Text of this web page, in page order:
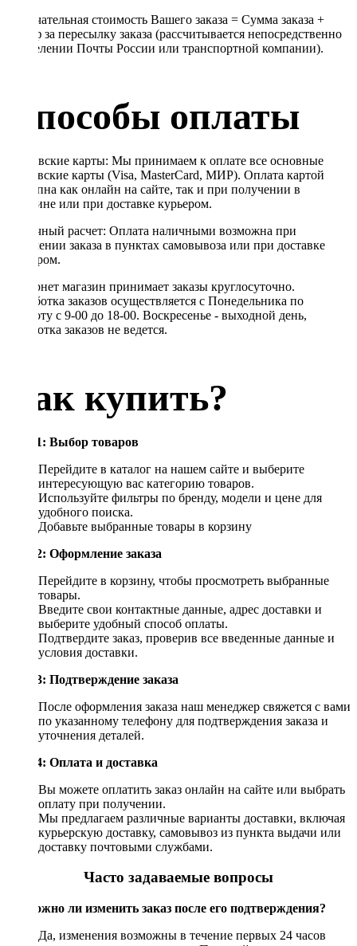
Окончательная стоимость Вашего заказа = Сумма заказа +
Тариф за пересылку заказа (рассчитывается непосредственно
в отделении Почты России или транспортной компании).
Способы оплаты
Банковские карты: Мы принимаем к оплате все основные
банковские карты (Visa, MasterCard, МИР). Оплата картой
доступна как онлайн на сайте, так и при получении в
магазине или при доставке курьером.
Наличный расчет: Оплата наличными возможна при
получении заказа в пунктах самовывоза или при доставке
курьером.
Интернет магазин принимает заказы круглосуточно.
Обработка заказов осуществляется с Понедельника по
Субботу с 9-00 до 18-00. Воскресенье - выходной день,
обработка заказов не ведется.
Как купить?
Шаг 1: Выбор товаров
Перейдите в каталог на нашем сайте и выберите
интересующую вас категорию товаров.
Используйте фильтры по бренду, модели и цене для
удобного поиска.
Добавьте выбранные товары в корзину
Шаг 2: Оформление заказа
Перейдите в корзину, чтобы просмотреть выбранные
товары.
Введите свои контактные данные, адрес доставки и
выберите удобный способ оплаты.
Подтвердите заказ, проверив все введенные данные и
условия доставки.
Шаг 3: Подтверждение заказа
После оформления заказа наш менеджер свяжется с вами
по указанному телефону для подтверждения заказа и
уточнения деталей.
Шаг 4: Оплата и доставка
Вы можете оплатить заказ онлайн на сайте или выбрать
оплату при получении.
Мы предлагаем различные варианты доставки, включая
курьерскую доставку, самовывоз из пункта выдачи или
доставку почтовыми службами.
Часто задаваемые вопросы
Возможно ли изменить заказ после его подтверждения?
Да, изменения возможны в течение первых 24 часов